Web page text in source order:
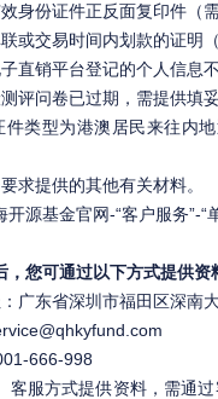
身份证件正反面复印件（
联或交易时间内划款的证
子直销平台登记的个人信息
测评问卷已过期，需提供
件类型为港澳居民来往内
求提供的其他有关材料。
开源基金官网-“客户服务”-“
您可通过以下方式提供资
：广东省深圳市福田区深
666-998
客服方式提供资料，需通